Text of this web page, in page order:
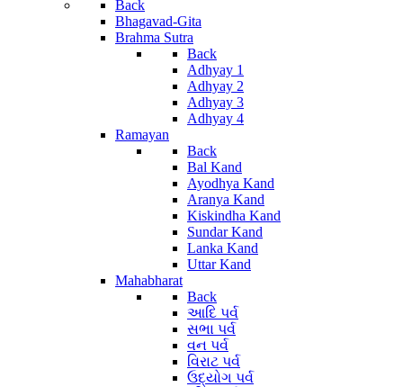
Back
Bhagavad-Gita
Brahma Sutra
Back
Adhyay 1
Adhyay 2
Adhyay 3
Adhyay 4
Ramayan
Back
Bal Kand
Ayodhya Kand
Aranya Kand
Kiskindha Kand
Sundar Kand
Lanka Kand
Uttar Kand
Mahabharat
Back
આદિ પર્વ
સભા પર્વ
વન પર્વ
વિરાટ પર્વ
ઉદ્યોગ પર્વ